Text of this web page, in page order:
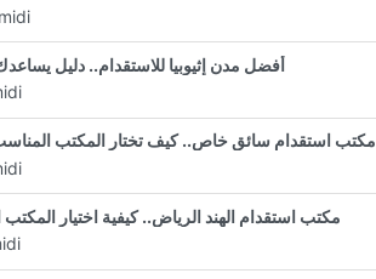
أفضل مدن إثيوبيا للاستقدام.. دليل
مكتب استقدام سائق خاص.. كيف تختار المكتب المناسب
مكتب استقدام الهند الرياض.. كيفية اختيار